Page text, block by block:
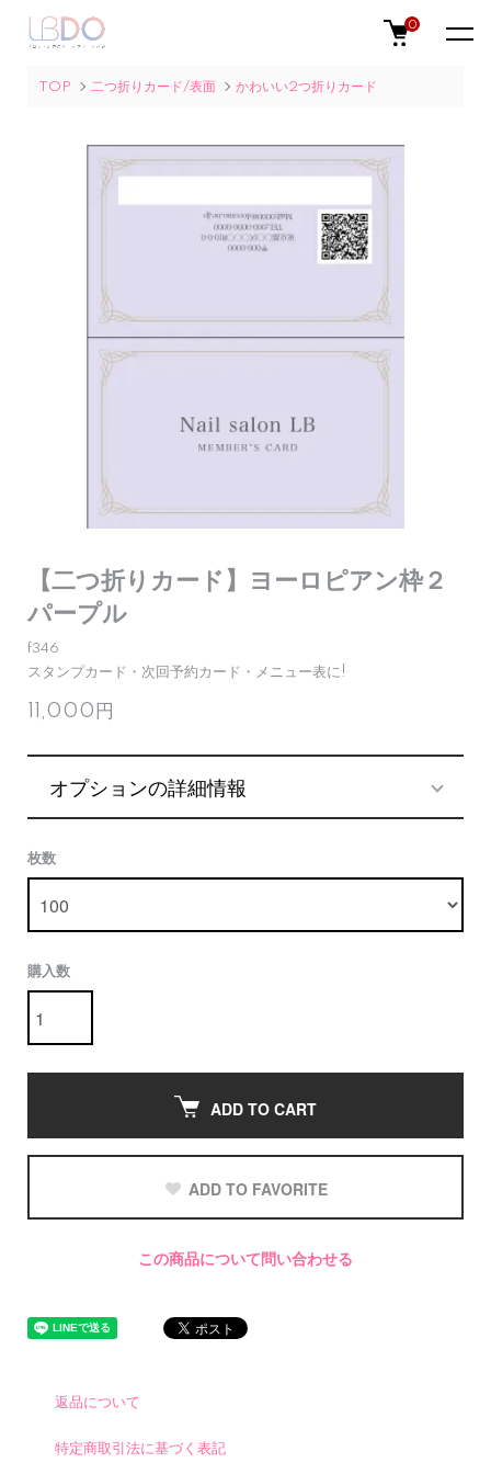
0
TOP 二つ折りカード/表面 かわいい2つ折りカード
【二つ折りカード】ヨーロピアン枠２
パープル
f346
スタンプカード・次回予約カード・メニュー表に!
11,000円
オプションの詳細情報
枚数
購入数
ADD TO CART
ADD TO FAVORITE
この商品について問い合わせる
返品について
特定商取引法に基づく表記